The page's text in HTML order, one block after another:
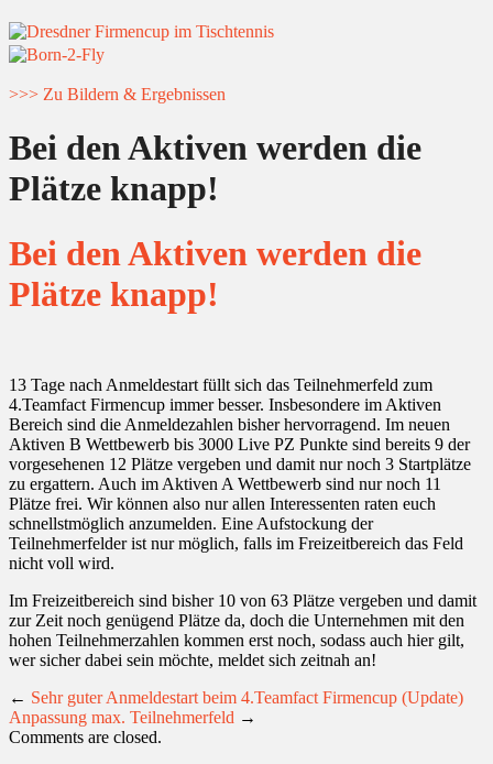
>>> Zu Bildern & Ergebnissen
Bei den Aktiven werden die
Plätze knapp!
Bei den Aktiven werden die
Plätze knapp!
13 Tage nach Anmeldestart füllt sich das Teilnehmerfeld zum
4.Teamfact Firmencup immer besser. Insbesondere im Aktiven
Bereich sind die Anmeldezahlen bisher hervorragend. Im neuen
Aktiven B Wettbewerb bis 3000 Live PZ Punkte sind bereits 9 der
vorgesehenen 12 Plätze vergeben und damit nur noch 3 Startplätze
zu ergattern. Auch im Aktiven A Wettbewerb sind nur noch 11
Plätze frei. Wir können also nur allen Interessenten raten euch
schnellstmöglich anzumelden. Eine Aufstockung der
Teilnehmerfelder ist nur möglich, falls im Freizeitbereich das Feld
nicht voll wird.
Im Freizeitbereich sind bisher 10 von 63 Plätze vergeben und damit
zur Zeit noch genügend Plätze da, doch die Unternehmen mit den
hohen Teilnehmerzahlen kommen erst noch, sodass auch hier gilt,
wer sicher dabei sein möchte, meldet sich zeitnah an!
← Sehr guter Anmeldestart beim 4.Teamfact Firmencup (Update)
Anpassung max. Teilnehmerfeld →
Comments are closed.